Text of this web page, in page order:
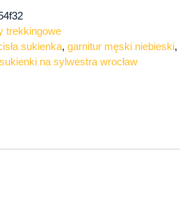
trekkingowe
sukienka, garnitur męski niebieski,
sukienki na sylwestra wrocław